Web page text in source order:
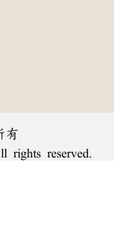
有
rights reserved.